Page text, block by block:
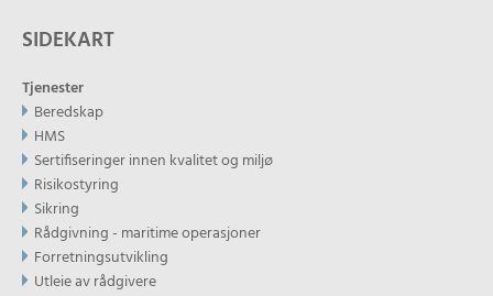
SIDEKART
Tjenester
Beredskap
HMS
Sertifiseringer innen kvalitet og miljø
Risikostyring
Sikring
Rådgivning - maritime operasjoner
Forretningsutvikling
Utleie av rådgivere